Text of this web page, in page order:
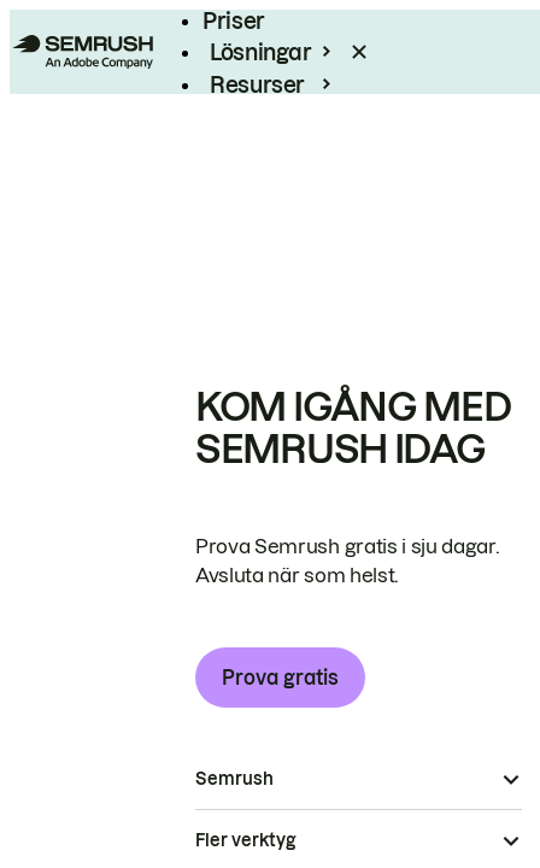
Priser
Lösningar
Resurser
KOM IGÅNG MED
SEMRUSH IDAG
Prova Semrush gratis i sju dagar.
Avsluta när som helst.
Prova gratis
Semrush
Fler verktyg